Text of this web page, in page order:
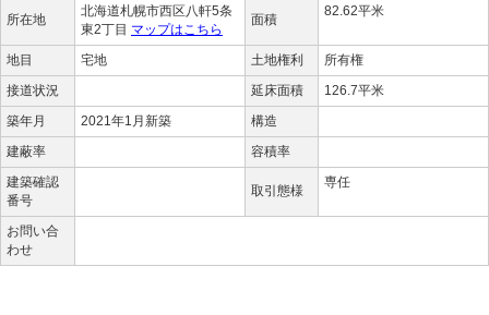
所在地
北海道札幌市西区八軒5条
東2丁目 マップはこちら
面積
82.62平米
地目 宅地 土地権利
所有権
接道状況
延床面積
126.7平米
築年月
2021年1月新築
構造
建蔽率
容積率
建築確認
番号
取引態様
専任
お問い合
わせ